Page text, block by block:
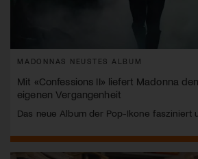
MADONNAS NEUSTES ALBUM
Mit «Confessions II» liefert Madonna
eigenen Vergangenheit
Das neue Album der Pop-Ikone fasziniert